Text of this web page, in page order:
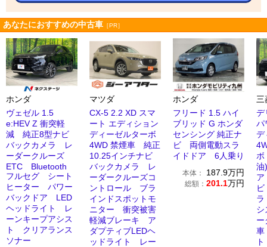
あなたにおすすめの中古車 ［PR］
ホンダ
ヴェゼル 1.5
e:HEV Z 衝突軽
減 純正8型ナビ
バックカメラ レ
ーダークルーズ
ETC Bluetooth
フルセグ シート
ヒーター パワー
バックドア LED
ヘッドライト レ
ーンキープアシス
ト クリアランス
ソナー
マツダ
CX-5 2.2 XD スマ
ート エディション
ディーゼルターボ
4WD 禁煙車 純正
10.25インチナビ
バックカメラ レ
ーダークルーズコ
ントロール ブラ
インドスポットモ
ニター 衝突被害
軽減ブレーキ ア
ダプティブLEDヘ
ッドライト レー
ホンダ
フリード 1.5 ハイ
ブリッド G ホンダ
センシング 純正ナ
ビ 両側電動スラ
イドドア 6人乗り
本体： 187.9万円
総額： 201.1万円
三
デ
パ
デ
車